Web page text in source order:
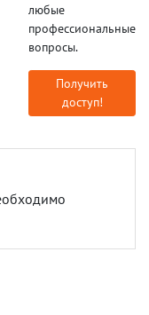
любые
профессиональные
вопросы.
Получить
доступ!